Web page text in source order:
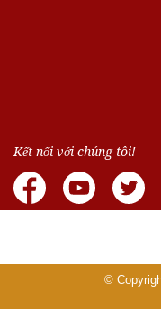
Kết nối với chúng tôi!
©